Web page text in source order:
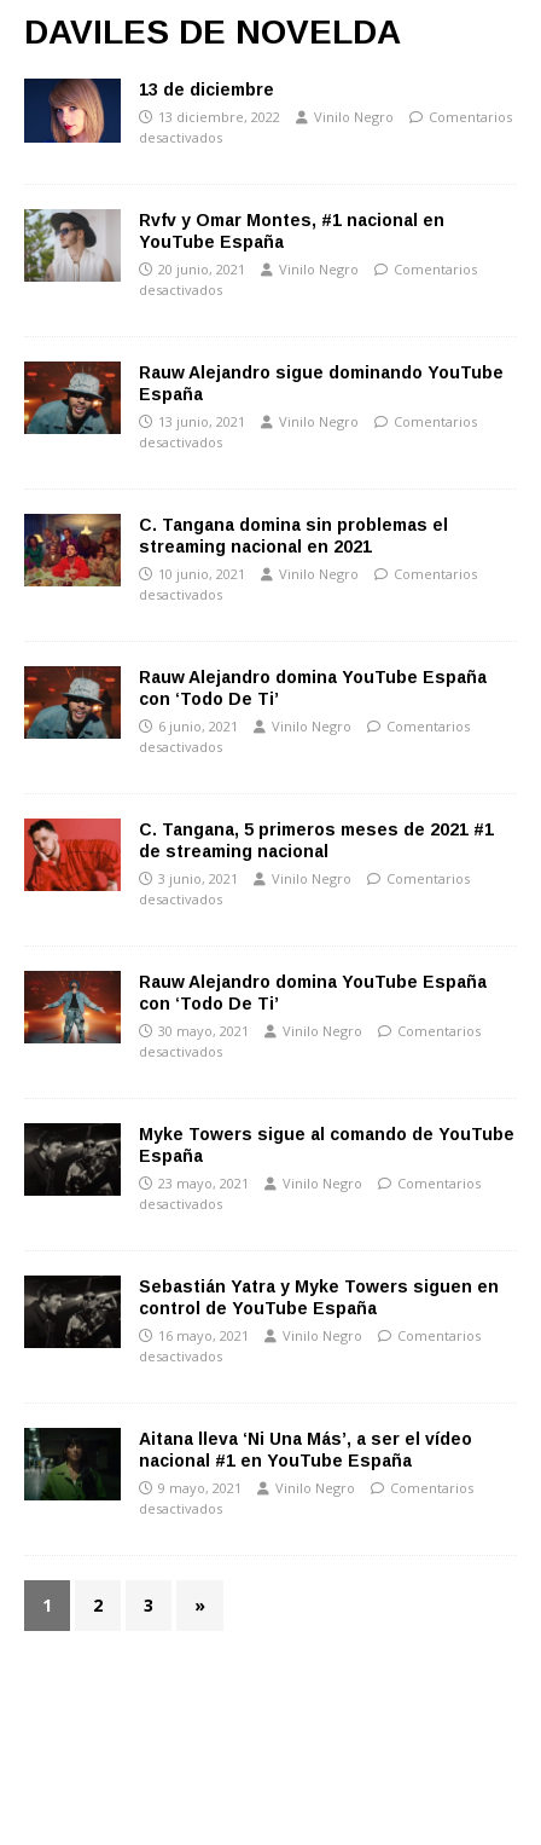
DAVILES DE NOVELDA
13 de diciembre
13 diciembre, 2022 Vinilo Negro
Comentarios
desactivados
Rvfv y Omar Montes, #1 nacional en
YouTube España
20 junio, 2021 Vinilo Negro
Comentarios
desactivados
Rauw Alejandro sigue dominando YouTube
España
13 junio, 2021 Vinilo Negro
Comentarios
desactivados
C. Tangana domina sin problemas el
streaming nacional en 2021
10 junio, 2021 Vinilo Negro
Comentarios
desactivados
Rauw Alejandro domina YouTube España
con ‘Todo De Ti’
6 junio, 2021 Vinilo Negro
Comentarios
desactivados
C. Tangana, 5 primeros meses de 2021 #1
de streaming nacional
3 junio, 2021 Vinilo Negro
Comentarios
desactivados
Rauw Alejandro domina YouTube España
con ‘Todo De Ti’
30 mayo, 2021 Vinilo Negro
Comentarios
desactivados
Myke Towers sigue al comando de YouTube
España
23 mayo, 2021 Vinilo Negro
Comentarios
desactivados
Sebastián Yatra y Myke Towers siguen en
control de YouTube España
16 mayo, 2021 Vinilo Negro
Comentarios
desactivados
Aitana lleva ‘Ni Una Más’, a ser el vídeo
nacional #1 en YouTube España
9 mayo, 2021 Vinilo Negro
Comentarios
desactivados
1 2 3 »